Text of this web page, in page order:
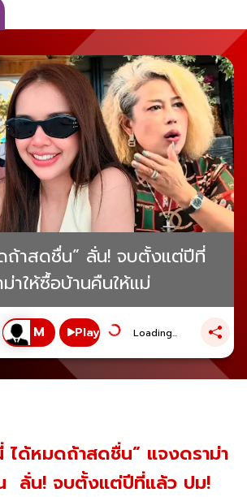
ถ้าสดชื่น” ลั่น! จบตั้งแต่ปีที่
าให้ซื้อบ้านคืนให้แม่
Play Loading...
ได้หมดถ้าสดชื่น” แจงดราม่า
ลั่น! จบตั้งแต่ปีที่แล้ว ปม!